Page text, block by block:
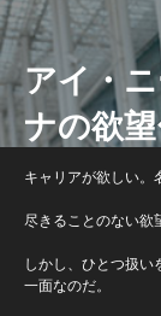
アイ・
ナの欲
キャリアが欲しい。
尽きることのない欲
しかし、ひとつ扱
一面なのだ。